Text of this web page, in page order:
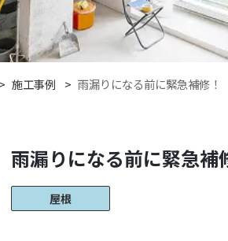
施工事例 雨漏りになる前に緊急補修！
雨漏りになる前に緊急補
屋根